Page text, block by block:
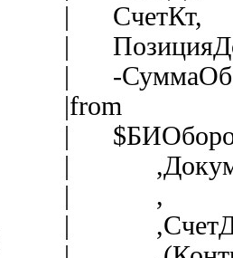
| СчетКт,
|
| -
|from
|
|
| ,
| ,СчетДт